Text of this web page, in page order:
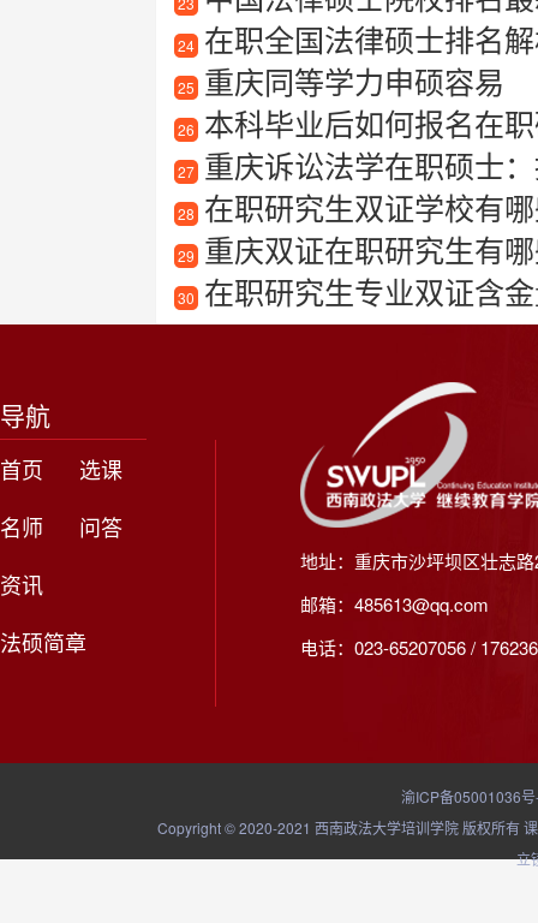
24 在职全国法律硕士排名
25 重庆同等学力申硕容易
26 本科毕业后如何报名在
27 重庆诉讼法学在职硕士
28 在职研究生双证学校有
29 重庆双证在职研究生有
30 在职研究生专业双证含金量
导航
首页
选课
名师
问答
资讯
法硕简章
地址：重庆市沙坪坝区壮志
邮箱：485613@qq.com
电话：023-65207056 /
渝ICP备05001036
Copyright © 2020-2021 西南政法大学培训学院 版权所有
立